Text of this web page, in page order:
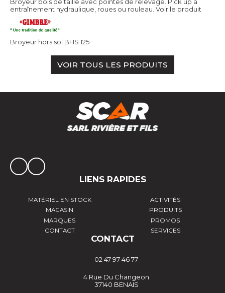
entraînement hydraulique, roues ou rouleau. Voir le produit
Broyeur hors sol BHS 125
VOIR TOUS LES PRODUITS
LIENS RAPIDES
MATÉRIEL EN STOCK
ACTIVITÉS
MAGASIN
PRODUITS
MARQUES
PROMOS
CONTACT
SERVICES
CONTACT
02 47 97 46 77
4 Rue Du Changeon
37140 BENAIS